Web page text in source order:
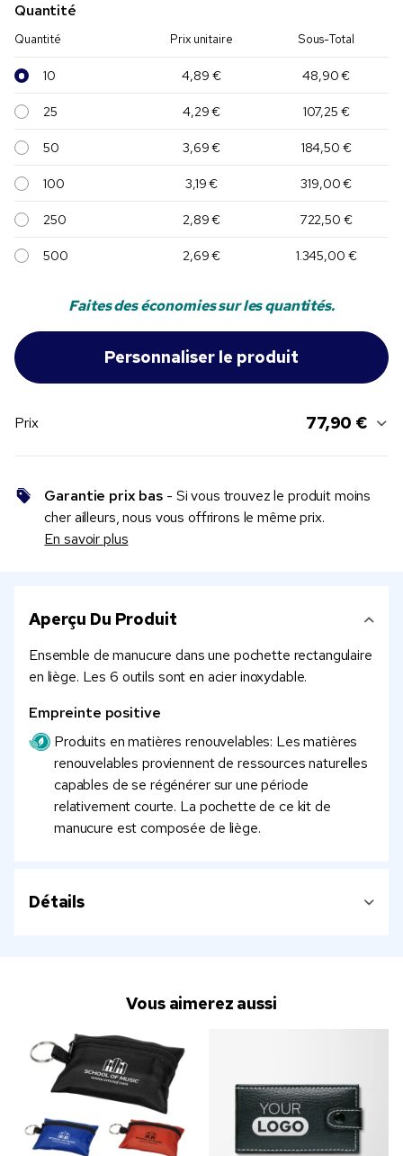
Quantité
Quantité Prix unitaire Sous-Total
10 4,89 € 48,90 €
25 4,29 € 107,25 €
50 3,69 € 184,50 €
100 3,19 € 319,00 €
250 2,89 € 722,50 €
500 2,69 € 1.345,00 €
Faites des économies sur les quantités.
Prix 77,90 €
Garantie prix bas - Si vous trouvez le produit moins
cher ailleurs, nous vous offrirons le même prix.
En savoir plus
Aperçu Du Produit
Ensemble de manucure dans une pochette rectangulaire
en liège. Les 6 outils sont en acier inoxydable.
Empreinte positive
Produits en matières renouvelables: Les matières
renouvelables proviennent de ressources naturelles
capables de se régénérer sur une période
relativement courte. La pochette de ce kit de
manucure est composée de liège.
Détails
Vous aimerez aussi